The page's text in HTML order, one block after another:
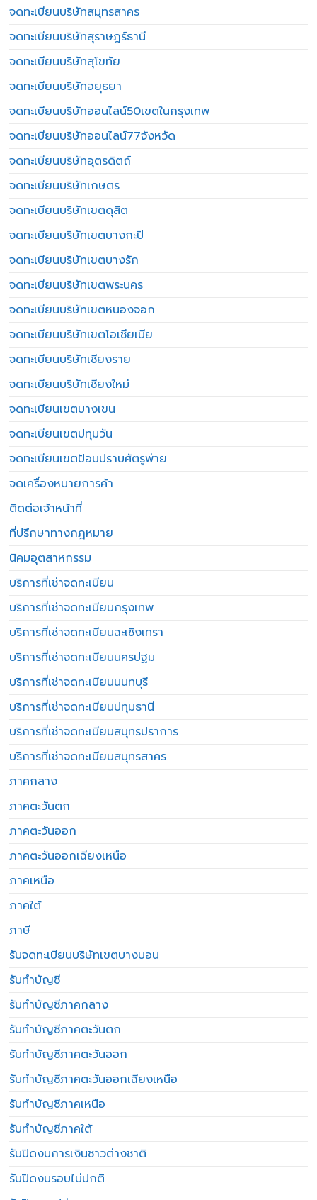
จดทะเบียนบริษัทสมุทรสาคร
จดทะเบียนบริษัทสุราษฎร์ธานี
จดทะเบียนบริษัทสุโขทัย
จดทะเบียนบริษัทอยุธยา
จดทะเบียนบริษัทออนไลน์50เขตในกรุงเทพ
จดทะเบียนบริษัทออนไลน์77จังหวัด
จดทะเบียนบริษัทอุตรดิตถ์
จดทะเบียนบริษัทเกษตร
จดทะเบียนบริษัทเขตดุสิต
จดทะเบียนบริษัทเขตบางกะปิ
จดทะเบียนบริษัทเขตบางรัก
จดทะเบียนบริษัทเขตพระนคร
จดทะเบียนบริษัทเขตหนองจอก
จดทะเบียนบริษัทเขตโอเชียเนีย
จดทะเบียนบริษัทเชียงราย
จดทะเบียนบริษัทเชียงใหม่
จดทะเบียนเขตบางเขน
จดทะเบียนเขตปทุมวัน
จดทะเบียนเขตป้อมปราบศัตรูพ่าย
จดเครื่องหมายการค้า
ติดต่อเจ้าหน้าที่
ที่ปรึกษาทางกฎหมาย
นิคมอุตสาหกรรม
บริการที่เช่าจดทะเบียน
บริการที่เช่าจดทะเบียนกรุงเทพ
บริการที่เช่าจดทะเบียนฉะเชิงเทรา
บริการที่เช่าจดทะเบียนนครปฐม
บริการที่เช่าจดทะเบียนนนทบุรี
บริการที่เช่าจดทะเบียนปทุมธานี
บริการที่เช่าจดทะเบียนสมุทรปราการ
บริการที่เช่าจดทะเบียนสมุทรสาคร
ภาคกลาง
ภาคตะวันตก
ภาคตะวันออก
ภาคตะวันออกเฉียงเหนือ
ภาคเหนือ
ภาคใต้
ภาษี
รับจดทะเบียนบริษัทเขตบางบอน
รับทำบัญชี
รับทำบัญชีภาคกลาง
รับทำบัญชีภาคตะวันตก
รับทำบัญชีภาคตะวันออก
รับทำบัญชีภาคตะวันออกเฉียงเหนือ
รับทำบัญชีภาคเหนือ
รับทำบัญชีภาคใต้
รับปิดงบการเงินชาวต่างชาติ
รับปิดงบรอบไม่ปกติ